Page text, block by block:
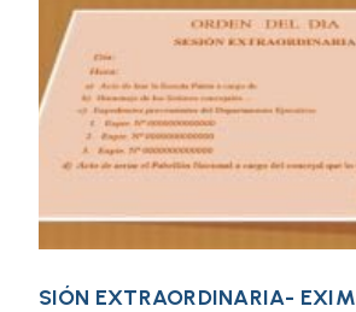
SESIÓN EXTRAORDINARIA-